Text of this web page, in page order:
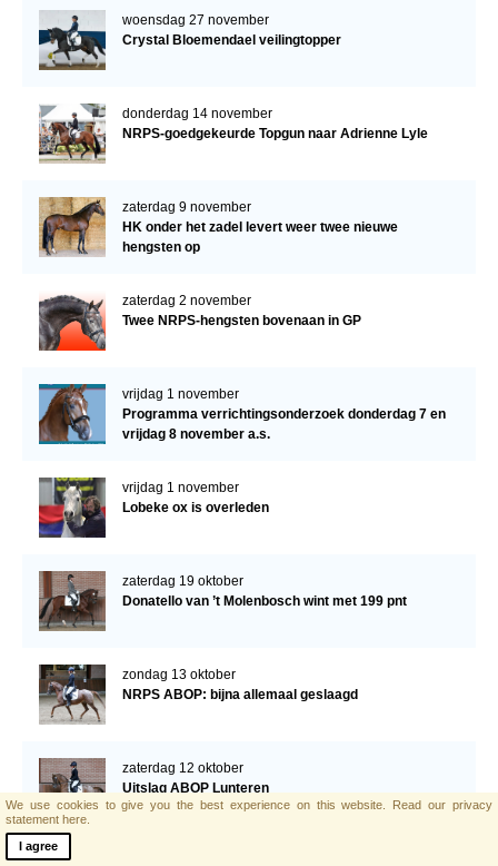
woensdag 27 november
Crystal Bloemendael veilingtopper
donderdag 14 november
NRPS-goedgekeurde Topgun naar Adrienne Lyle
zaterdag 9 november
HK onder het zadel levert weer twee nieuwe
hengsten op
zaterdag 2 november
Twee NRPS-hengsten bovenaan in GP
vrijdag 1 november
Programma verrichtingsonderzoek donderdag 7 en
vrijdag 8 november a.s.
vrijdag 1 november
Lobeke ox is overleden
zaterdag 19 oktober
Donatello van ’t Molenbosch wint met 199 pnt
zondag 13 oktober
NRPS ABOP: bijna allemaal geslaagd
zaterdag 12 oktober
Uitslag ABOP Lunteren
We use cookies to give you the best experience on this website. Read our privacy
statement here.
I agree